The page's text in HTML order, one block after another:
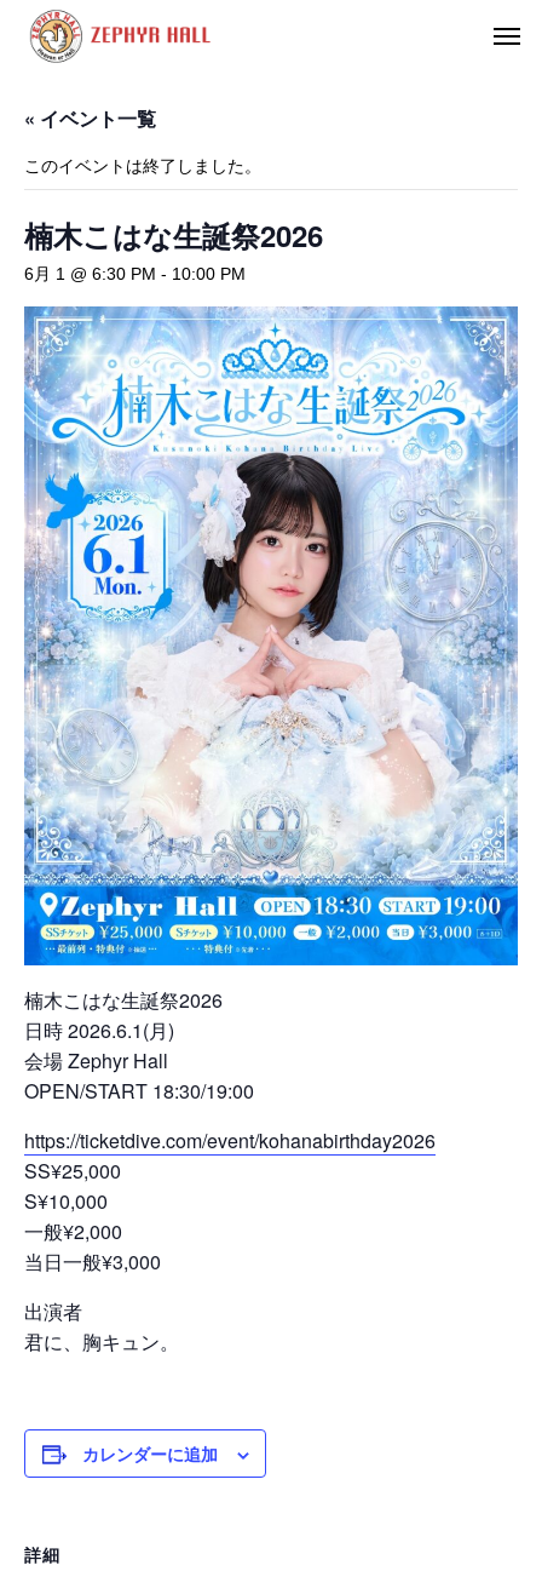
« イベント一覧
このイベントは終了しました。
楠木こはな生誕祭2026
6月 1 @ 6:30 PM - 10:00 PM
楠木こはな生誕祭2026
日時 2026.6.1(月)
会場 Zephyr Hall
OPEN/START 18:30/19:00
https://ticketdive.com/event/kohanabirthday2026
SS¥25,000
S¥10,000
一般¥2,000
当日一般¥3,000
出演者
君に、胸キュン。
カレンダーに追加
詳細